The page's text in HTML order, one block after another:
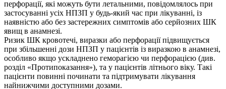
перфорації, які можуть бути летальними, повідомлялось при
застосуванні усіх НПЗП у будь-який час при лікуванні, із
наявністю або без застережних симптомів або серйозних ШК
явищ в анамнезі.
Ризик ШК кровотечі, виразки або перфорації підвищується
при збільшенні дози НПЗП у пацієнтів із виразкою в анамнезі,
особливо якщо ускладнено геморагією чи перфорацією (див.
розділ «Протипоказання»), та у пацієнтів літнього віку. Такі
пацієнти повинні починати та підтримувати лікування
найнижчими доступними дозами.